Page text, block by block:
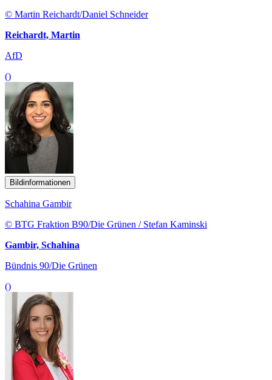
© Martin Reichardt/Daniel Schneider
Reichardt, Martin
AfD
()
Bildinformationen
Schahina Gambir
© BTG Fraktion B90/Die Grünen / Stefan Kaminski
Gambir, Schahina
Bündnis 90/Die Grünen
()